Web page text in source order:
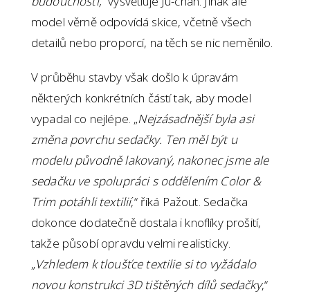
model věrně odpovídá skice, včetně všech
detailů nebo proporcí, na těch se nic neměnilo.
V průběhu stavby však došlo k úpravám
některých konkrétních částí tak, aby model
vypadal co nejlépe. „Nejzásadnější byla asi
změna povrchu sedačky. Ten měl být u
modelu původně lakovaný, nakonec jsme ale
sedačku ve spolupráci s oddělením Color &
Trim potáhli textilií,“ říká Pažout. Sedačka
dokonce dodatečně dostala i knoflíky prošití,
takže působí opravdu velmi realisticky.
„Vzhledem k tloušťce textilie si to vyžádalo
novou konstrukci 3D tištěných dílů sedačky,“